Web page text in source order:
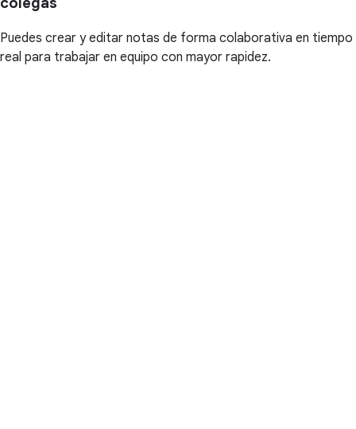
Puedes crear y editar notas de forma colaborativa en tiempo
real para trabajar en equipo con mayor rapidez.